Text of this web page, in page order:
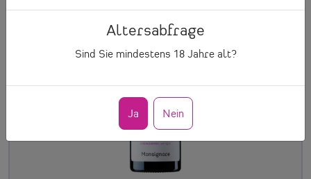
Altersabfrage
Sind Sie mindestens 18Jahre alt?
Ja Nein